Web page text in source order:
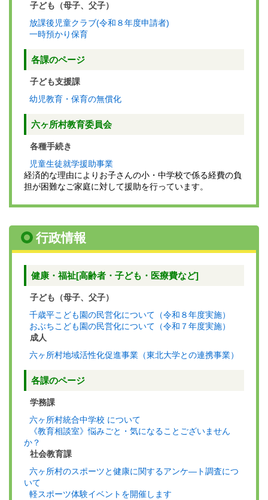
子ども（母子、父子）
放課後児童クラブ(令和８年度申請者)
一時預かり保育
各課のページ
子ども支援課
幼児教育・保育の無償化
六ヶ所村教育委員会
各種手続き
児童生徒就学援助事業
経済的な理由によりお子さんの小・中学校で係る経費の負
担が困難なご家庭に対して援助を行っています。
行政情報
健康・福祉[高齢者・子ども・医療費など]
子ども（母子、父子）
千歳平こども園の民営化について（令和８年度実施）
おぶちこども園の民営化について（令和７年度実施）
成人
六ヶ所村地域活性化促進事業（東北大学との連携事業）
各課のページ
学務課
六ヶ所村統合中学校 について
《教育相談室》悩みごと・気になることございません
か？
社会教育課
六ヶ所村のスポーツと健康に関するアンケ―ト調査につ
いて
軽スポーツ体験イベントを開催します